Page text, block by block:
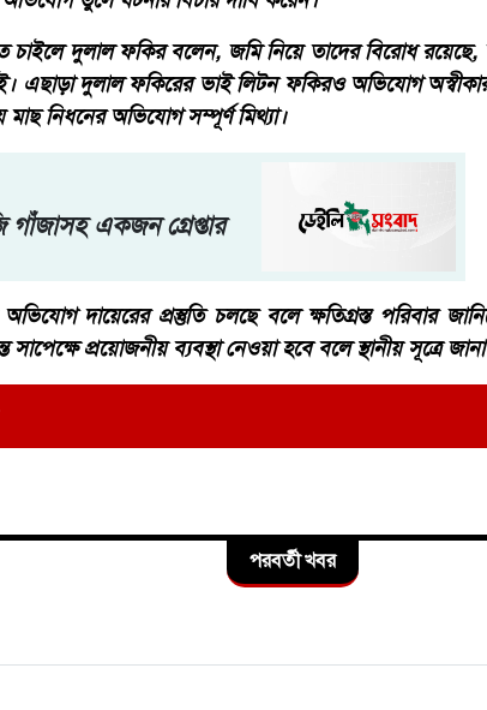
চাইলে দুলাল ফকির বলেন, জমি নিয়ে তাদের বিরোধ রয়েছে,
এছাড়া দুলাল ফকিরের ভাই লিটন ফকিরও অভিযোগ
নিধনের অভিযোগ সম্পূর্ণ মিথ্যা।
একজন গ্রেপ্তার
অভিযোগ দায়েরের প্রস্তুতি চলছে বলে ক্ষতিগ্রস্ত পরিবার
প্রয়োজনীয় ব্যবস্থা নেওয়া হবে বলে স্থানীয় সূত্রে
পরবর্তী খবর